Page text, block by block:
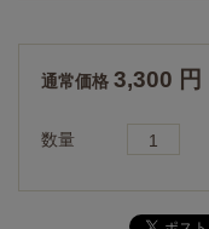
通常価格 3,300 円
数量